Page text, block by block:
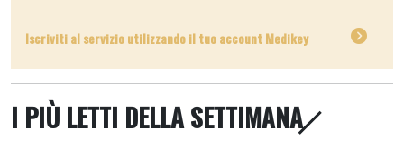
Iscriviti al servizio utilizzando il tuo account Medikey
I PIÙ LETTI DELLA SETTIMANA